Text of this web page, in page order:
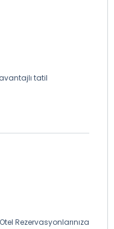
tatil
Rezervasyonlarınıza